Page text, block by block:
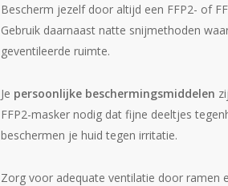
Bescherm jezelf door altijd een FFP2- of
Gebruik daarnaast natte snijmethoden
geventileerde ruimte.
Je persoonlijke beschermingsmiddelen
FFP2-masker nodig dat fijne deeltjes
beschermen je huid tegen irritatie.
Zorg voor adequate ventilatie door ramen